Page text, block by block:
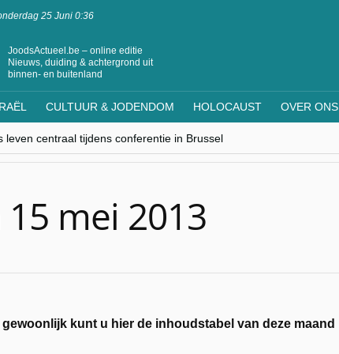
25 Juni 0:36
JoodsActueel.be – online editie
Nieuws, duiding & achtergrond uit
binnen- en buitenland
CULTUUR & JODENDOM HOLOCAUST OVER ONS
centraal tijdens conferentie in Brussel
minderheden begrijpt”, Jinnih Beels (Vooruit)
van Oost-Europa
mei 2013
kunt u hier de inhoudstabel van deze maand